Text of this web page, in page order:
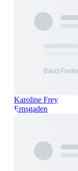
Karoline Frey
Ernsgaden